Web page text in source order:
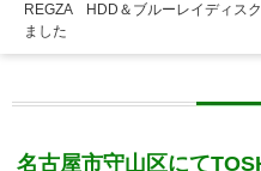
REGZA HDD＆ブルーレイディス
ました
名古屋市守山区にて